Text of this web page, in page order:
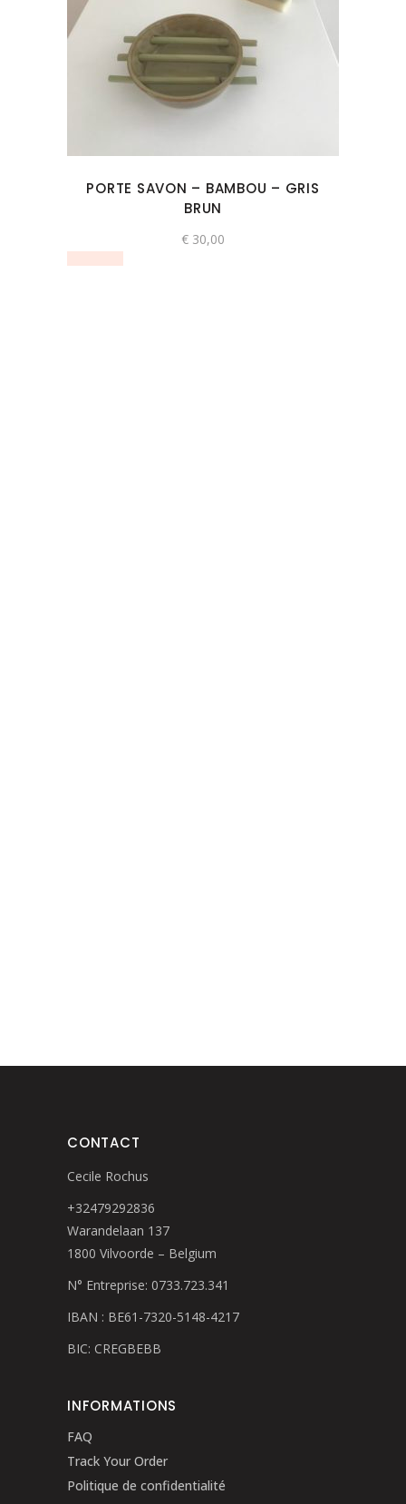
PORTE SAVON – BAMBOU – GRIS
BRUN
€ 30,00
CONTACT
Cecile Rochus
+32479292836
Warandelaan 137
1800 Vilvoorde – Belgium
N° Entreprise: 0733.723.341
IBAN : BE61-7320-5148-4217
BIC: CREGBEBB
INFORMATIONS
FAQ
Track Your Order
Politique de confidentialité